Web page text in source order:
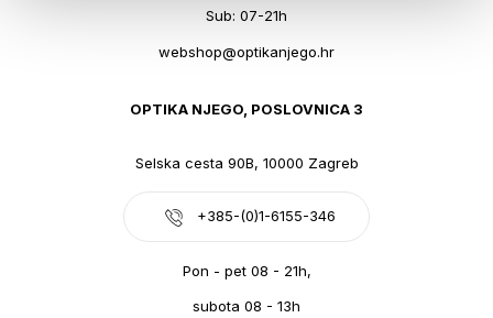
Sub: 07-21h
webshop@optikanjego.hr
OPTIKA NJEGO, POSLOVNICA 3
Selska cesta 90B, 10000 Zagreb
+385-(0)1-6155-346
Pon - pet 08 - 21h,
subota 08 - 13h